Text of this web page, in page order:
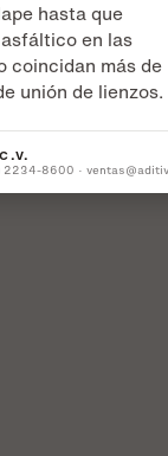
hasta que
en las
coincidan más de
unión de lienzos.
2234-8600 ·